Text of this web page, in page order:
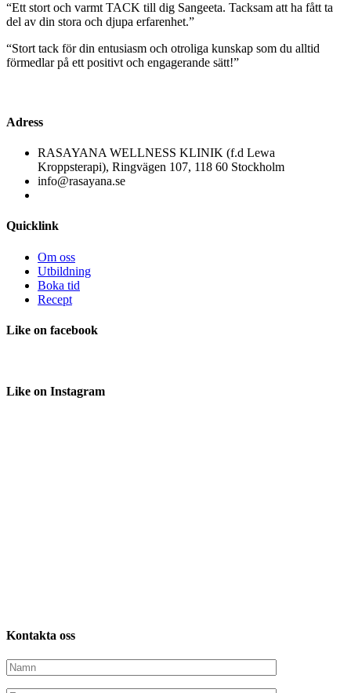
“Ett stort och varmt TACK till dig Sangeeta. Tacksam att ha fått ta
del av din stora och djupa erfarenhet.”
“Stort tack för din entusiasm och otroliga kunskap som du alltid
förmedlar på ett positivt och engagerande sätt!”
Adress
RASAYANA WELLNESS KLINIK (f.d Lewa
Kroppsterapi), Ringvägen 107, 118 60 Stockholm
info@rasayana.se
Quicklink
Om oss
Utbildning
Boka tid
Recept
Like on facebook
Like on Instagram
Kontakta oss